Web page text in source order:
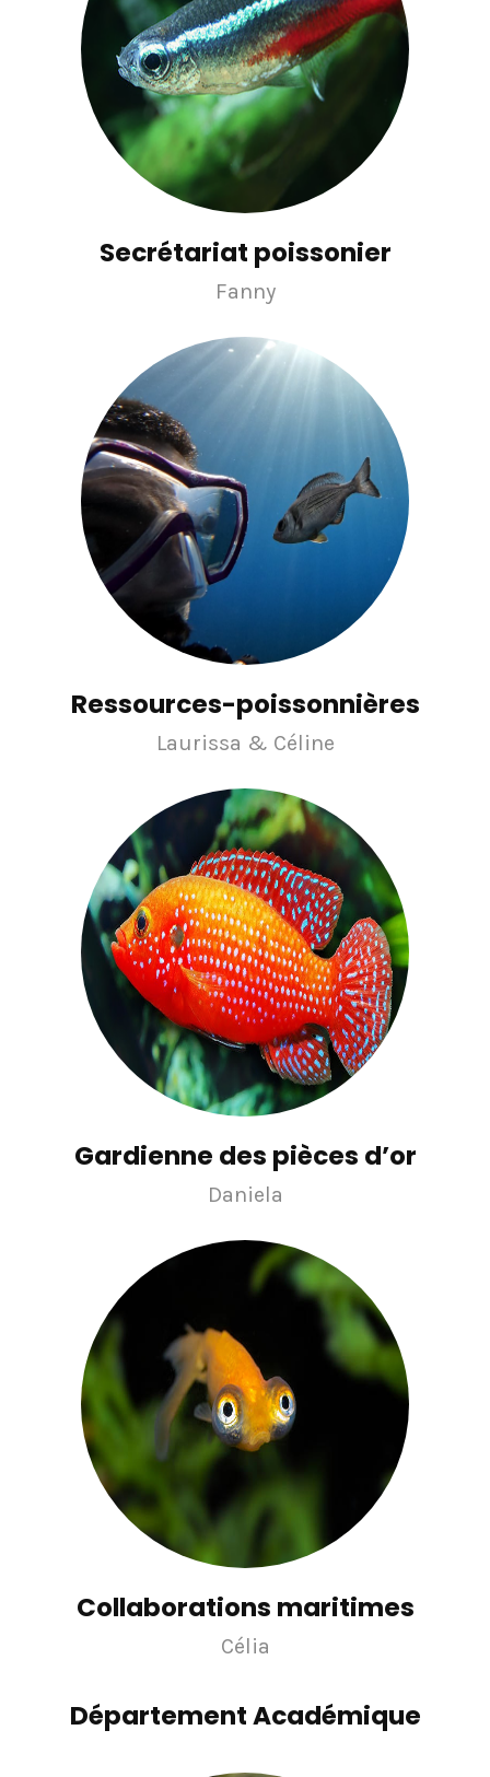
Secrétariat poissonier
Fanny
Ressources-poissonnières
Laurissa & Céline
Gardienne des pièces d’or
Daniela
Collaborations maritimes
Célia
Département Académique